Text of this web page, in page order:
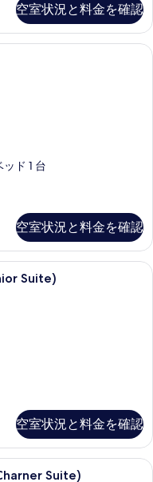
空室状況と料金を確認
リー ルーム (De La Somme) |
ド 1 台
空室状況と料金を確認
ア ダブルルーム (Bonard
Suite)
空室状況と料金を確認
ルーム (1 名様利用) (Au Lac
Suite)